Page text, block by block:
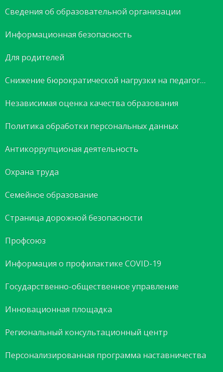
Сведения об образовательной организации
Информационная безопасность
Для родителей
Снижение бюрократической нагрузки на педагогов
Независимая оценка качества образования
Политика обработки персональных данных
Антикоррупционая деятельность
Охрана труда
Семейное образование
Страница дорожной безопасности
Профсоюз
Информация о профилактике COVID-19
Государственно-общественное управление
Инновационная площадка
Региональный консультационный центр
Персонализированная программа наставничества